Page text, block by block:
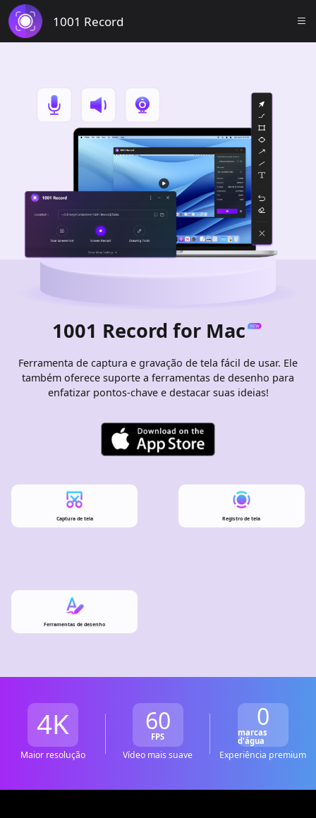
1001 Record
1001 Record for Mac
Ferramenta de captura e gravação de tela fácil de usar. Ele
também oferece suporte a ferramentas de desenho para
enfatizar pontos-chave e destacar suas ideias!
Captura de tela Registro de tela
Ferramentas de desenho
4K
Maior resolução
60
FPS
Vídeo mais suave
0
marcas
d'água
Experiência premium